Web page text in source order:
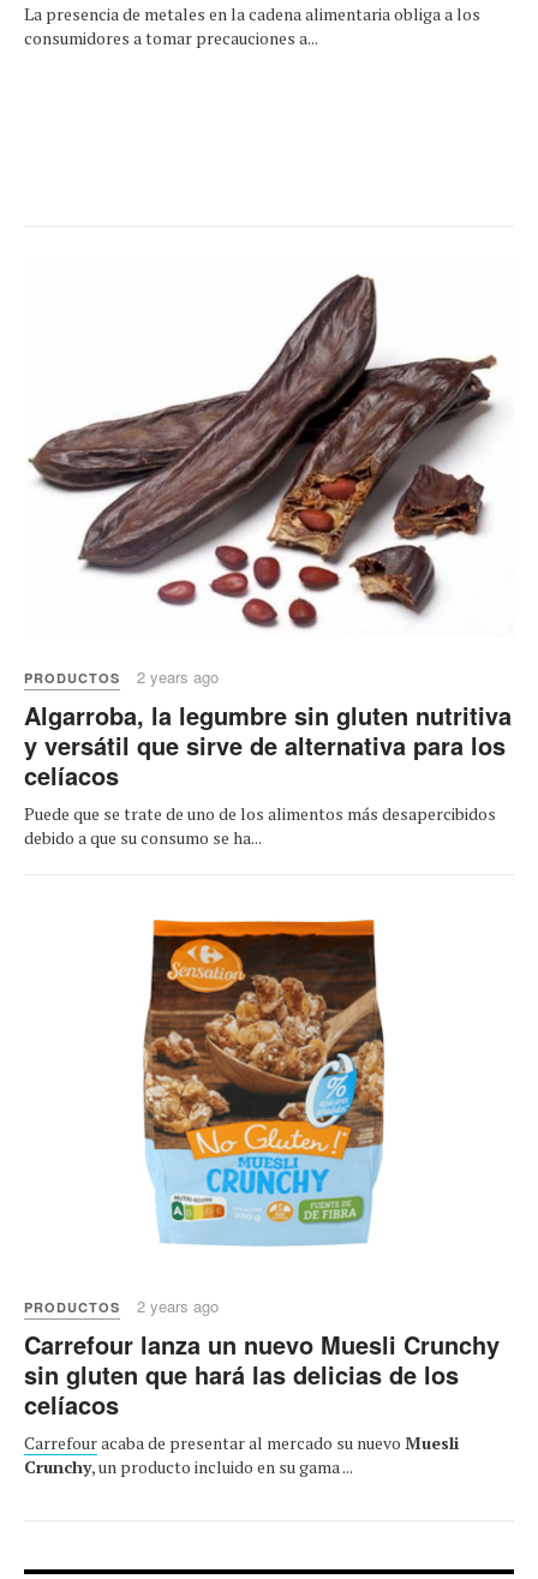
La presencia de metales en la cadena alimentaria obliga a los
consumidores a tomar precauciones a...
PRODUCTOS 2 years ago
Algarroba, la legumbre sin gluten nutritiva
y versátil que sirve de alternativa para los
celíacos
Puede que se trate de uno de los alimentos más desapercibidos
debido a que su consumo se ha...
PRODUCTOS 2 years ago
Carrefour lanza un nuevo Muesli Crunchy
sin gluten que hará las delicias de los
celíacos
Carrefouracaba de presentar al mercado su nuevo Muesli
Crunchy, un producto incluido en su gama ...